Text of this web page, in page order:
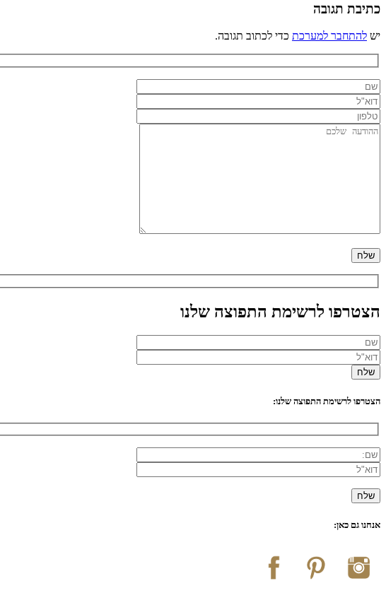
כתיבת תגובה
יש להתחבר למערכת כדי לכתוב תגובה.
הצטרפו לרשימת התפוצה שלנו
הצטרפו לרשימת התפוצה שלנו:
אנחנו גם כאן: